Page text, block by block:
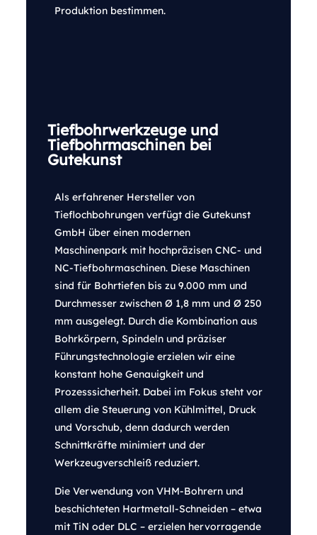
Produktion bestimmen.
Tiefbohrwerkzeuge und
Tiefbohrmaschinen bei
Gutekunst
Als erfahrener Hersteller von
Tieflochbohrungen verfügt die Gutekunst
GmbH über einen modernen
Maschinenpark mit hochpräzisen CNC- und
NC-Tiefbohrmaschinen. Diese Maschinen
sind für Bohrtiefen bis zu 9.000 mm und
Durchmesser zwischen Ø 1,8 mm und Ø 250
mm ausgelegt. Durch die Kombination aus
Bohrkörpern, Spindeln und präziser
Führungstechnologie erzielen wir eine
konstant hohe Genauigkeit und
Prozesssicherheit. Dabei im Fokus steht vor
allem die Steuerung von Kühlmittel, Druck
und Vorschub, denn dadurch werden
Schnittkräfte minimiert und der
Werkzeugverschleiß reduziert.
Die Verwendung von VHM-Bohrern und
beschichteten Hartmetall-Schneiden – etwa
mit TiN oder DLC – erzielen hervorragende